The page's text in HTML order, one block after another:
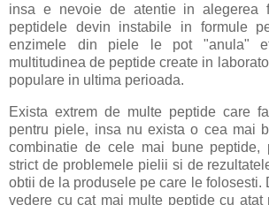
insa e nevoie de atentie in alegerea
peptidele devin instabile in formule
enzimele din piele le pot "anula"
multitudinea de peptide create in
populare in ultima perioada.
Exista extrem de multe peptide care
pentru piele, insa nu exista o cea mai
combinatie de cele mai bune peptide,
strict de problemele pielii si de
obtii de la produsele pe care le folosesti.
vedere cu cat mai multe peptide cu atat